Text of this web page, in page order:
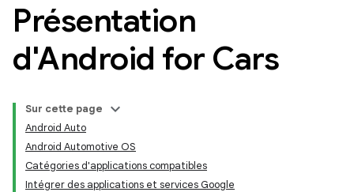
Présentation
d'Android for Cars
Sur cette page
Android Auto
Android Automotive OS
Catégories d'applications compatibles
Intégrer des applications et services Google